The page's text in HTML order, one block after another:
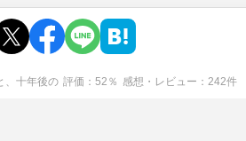
、十年後の 評価 52 ％ 感想・レビュー 242件